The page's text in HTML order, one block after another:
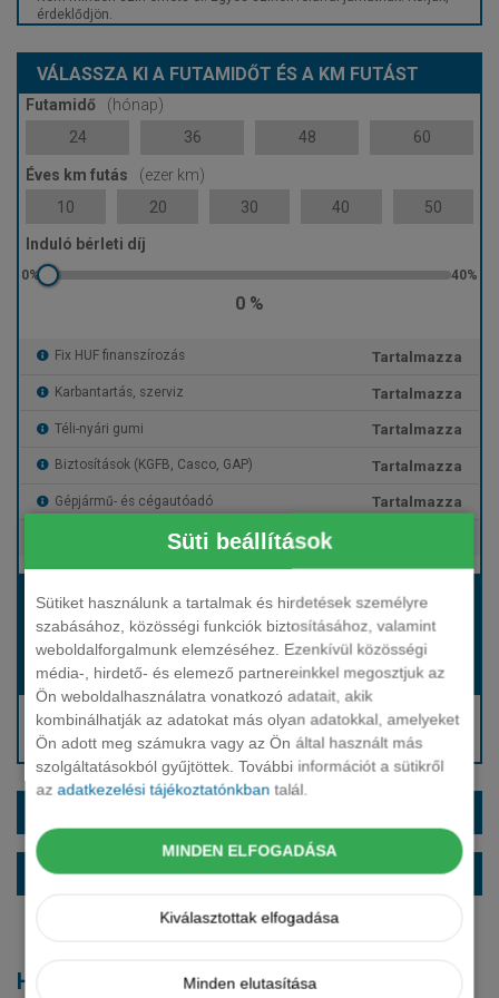
Süti beállítások
Sütiket használunk a tartalmak és hirdetések személyre
szabásához, közösségi funkciók biztosításához, valamint
weboldalforgalmunk elemzéséhez. Ezenkívül közösségi
média-, hirdető- és elemező partnereinkkel megosztjuk az
Ön weboldalhasználatra vonatkozó adatait, akik
kombinálhatják az adatokat más olyan adatokkal, amelyeket
Ön adott meg számukra vagy az Ön által használt más
szolgáltatásokból gyűjtöttek. További információt a sütikről
azadatkezelési tájékoztatónkban talál.
MINDEN ELFOGADÁSA
Kiválasztottak elfogadása
Minden elutasítása
érdeklődjön.
VÁLASSZA KI A FUTAMIDŐT ÉS A KM FUTÁST
Futamidő
(hónap)
24
36 48 60
Éves km futás
(ezer km)
10
20 30 40 50
Induló bérleti díj
0 %
Fix HUF finanszírozás Tartalmazza
Karbantartás, szerviz Tartalmazza
Téli-nyári gumi Tartalmazza
Biztosítások (KGFB, Casco, GAP) Tartalmazza
Gépjármű- és cégautóadó Tartalmazza
Európai assistance
Bérleti díj:
Hívjon bennünket!
Induló bérleti díj: Hívjon bennünket!
Hívjon: +36 1 888 0088
Kérjen visszahívást!
ALAPFELSZERELTSÉG
Hasonló modellek